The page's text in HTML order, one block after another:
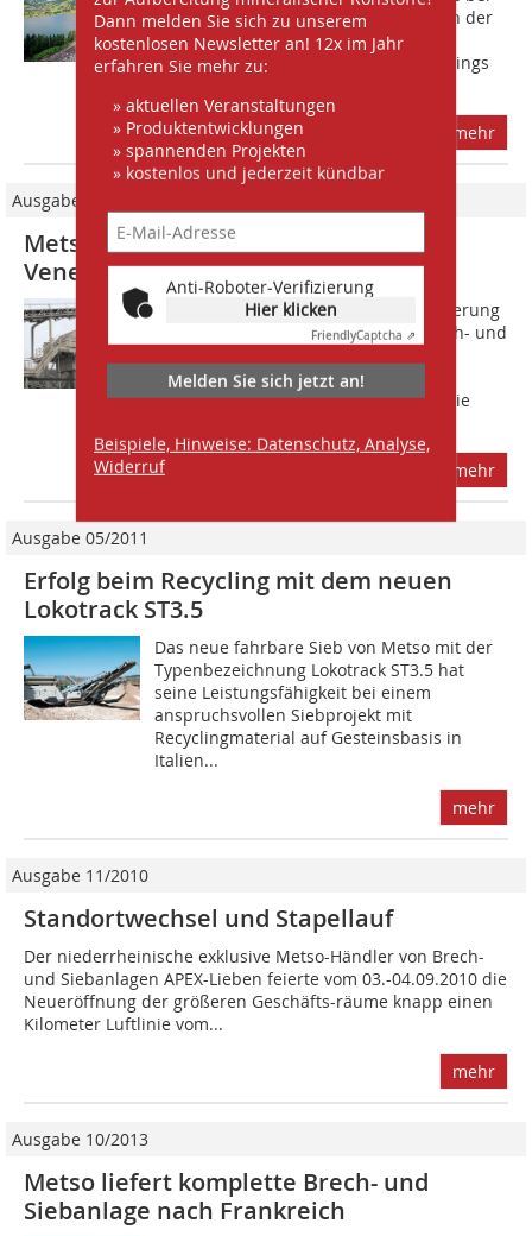
Dann melden Sie sich zu unserem
kostenlosen Newsletter an! 12x im Jahr
erfahren Sie mehr zu:
» aktuellen Veranstaltungen
» Produktentwicklungen
» spannenden Projekten
» kostenlos und jederzeit kündbar
Anti-Roboter-Verifizierung
Hier klicken
FriendlyCaptcha ⇗
Melden Sie sich jetzt an!
Beispiele, Hinweise: Datenschutz, Analyse,
Widerruf
Schwyz wird bereits seit 40 Jahren von der
KIBAG Kies Seewen AG betrieben. Der
Hartgesteinabbau dort existiert allerdings
mehr
Ausgabe 04/2012
Metso Brecher- und Siebanlage für
Venezuela
Metso hat einen Vertrag über die Lieferung
von Ausrüstungen für eine neue Brech- und
Unternehmen Camargo Corrêa and
Hydrologic Company unterzeichnet. Die
mehr
Ausgabe 05/2011
Erfolg beim Recycling mit dem neuen
Lokotrack ST3.5
Das neue fahrbare Sieb von Metso mit der
Typenbezeichnung Lokotrack ST3.5 hat
seine Leistungsfähigkeit bei einem
anspruchsvollen Siebprojekt mit
Recyclingmate­rial auf Gesteinsbasis in
Italien...
mehr
Ausgabe 11/2010
Standortwechsel und Stapellauf
Der niederrheinische exklusive Metso-Händler von Brech-
und Siebanlagen APEX-Lieben feierte vom 03.-04.09.2010 die
Neueröffnung der größeren Geschäfts-räume knapp einen
Kilometer Luftlinie vom...
mehr
Ausgabe 10/2013
Metso liefert komplette Brech- und
Siebanlage nach Frankreich